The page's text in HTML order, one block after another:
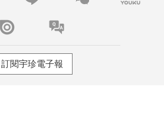
訂閱宇珍電子報